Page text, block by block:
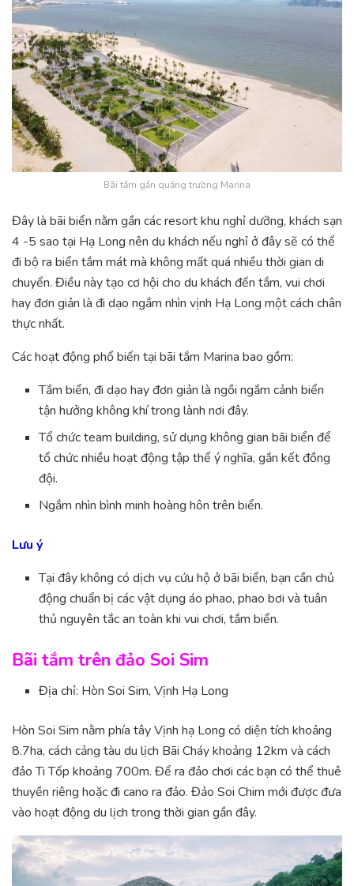
Bãi tắm gần quảng trường Marina
Đây là bãi biển nằm gần các resort khu nghỉ dưỡng, khách sạn
4 -5 sao tại Hạ Long nên du khách nếu nghỉ ở đây sẽ có thể
đi bộ ra biển tắm mát mà không mất quá nhiều thời gian di
chuyển. Điều này tạo cơ hội cho du khách đến tắm, vui chơi
hay đơn giản là đi dạo ngắm nhìn vịnh Hạ Long một cách chân
thực nhất.
Các hoạt động phổ biến tại bãi tắm Marina bao gồm:
Tắm biển, đi dạo hay đơn giản là ngồi ngắm cảnh biển
tận hưởng không khí trong lành nơi đây.
Tổ chức team building, sử dụng không gian bãi biển để
tổ chức nhiều hoạt động tập thể ý nghĩa, gắn kết đồng
đội.
Ngắm nhìn bình minh hoàng hôn trên biển.
Lưu ý
Tại đây không có dịch vụ cứu hộ ở bãi biển, bạn cần chủ
động chuẩn bị các vật dụng áo phao, phao bơi và tuân
thủ nguyên tắc an toàn khi vui chơi, tắm biển.
Bãi tắm trên đảo Soi Sim
Địa chỉ: Hòn Soi Sim, Vịnh Hạ Long
Hòn Soi Sim nằm phía tây Vịnh hạ Long có diện tích khoảng
8.7ha, cách cảng tàu du lịch Bãi Cháy khoảng 12km và cách
đảo Ti Tốp khoảng 700m. Để ra đảo chơi các bạn có thể thuê
thuyền riêng hoặc đi cano ra đảo. Đảo Soi Chim mới được đưa
vào hoạt động du lịch trong thời gian gần đây.